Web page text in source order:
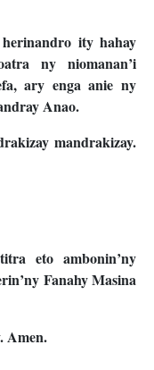
ity hahay
ny niomanan’i
ary enga anie ny
Anao.
mandrakizay.
eto ambonin’ny
Fanahy Masina
Amen.